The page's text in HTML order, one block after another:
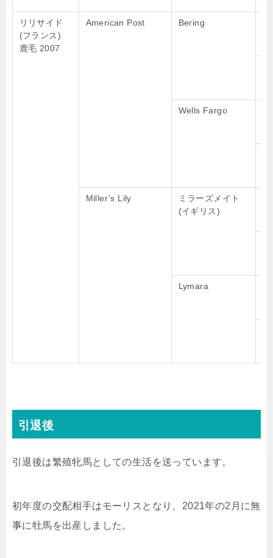
リリサイド
(フランス)
鹿毛 2007
American Post Bering
Wells Fargo
Miller’s Lily
ミラーズメイト
(イギリス)
Lymara
引退後
引退後は繁殖牝馬としての生活を送っています。
初年度の交配相手はモーリスとなり、2021年の2月に無
事に牡馬を出産しました。